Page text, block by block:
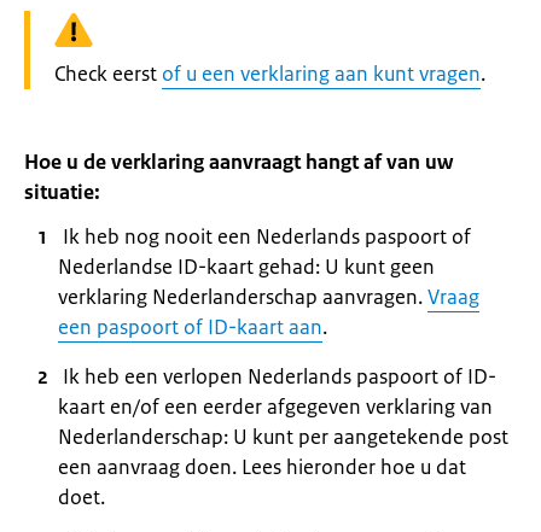
Waarschuwing:
Check eerst of u een verklaring aan kunt vragen.
Hoe u de verklaring aanvraagt hangt af van uw
situatie:
Ik heb nog nooit een Nederlands paspoort of
Nederlandse ID-kaart gehad: U kunt geen
verklaring Nederlanderschap aanvragen.Vraag
een paspoort of ID-kaart aan.
Ik heb een verlopen Nederlands paspoort of ID-
kaart en/of een eerder afgegeven verklaring van
Nederlanderschap: U kunt per aangetekende post
een aanvraag doen. Lees hieronder hoe u dat
doet.